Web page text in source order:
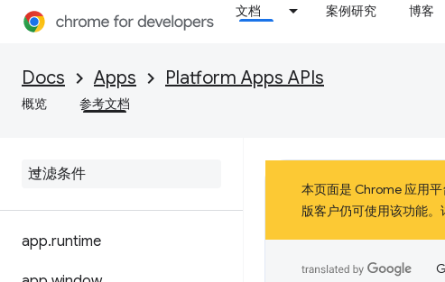
文档 案例研究 博客
Docs Apps Platform Apps APIs
概览 参考文档
app.runtime
本页面是 Chrome 应用
版客户仍可使用该功能